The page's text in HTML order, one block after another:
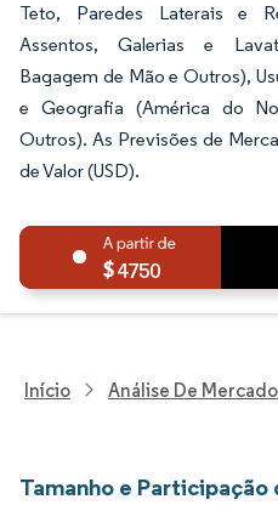
Teto, Paredes Laterais e
Assentos, Galerias e
Bagagem de Mão e Outros),
e Geografia (América do
Outros). As Previsões de
de Valor (USD).
4750
Início Análise De Mercado
Tamanho e Participação